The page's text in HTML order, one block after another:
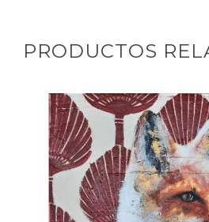
PRODUCTOS